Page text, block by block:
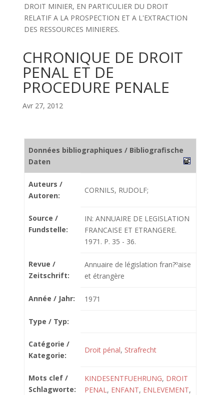
DROIT MINIER, EN PARTICULIER DU DROIT
RELATIF A LA PROSPECTION ET A L'EXTRACTION
DES RESSOURCES MINIERES.
CHRONIQUE DE DROIT
PENAL ET DE
PROCEDURE PENALE
Avr 27, 2012
Données bibliographiques / Bibliografische
Daten
Auteurs /
Autoren:
CORNILS, RUDOLF;
Source /
Fundstelle:
IN: ANNUAIRE DE LEGISLATION
FRANCAISE ET ETRANGERE.
1971. P. 35 - 36.
Revue /
Zeitschrift:
Annuaire de législation fran?ºaise
et étrangère
Année / Jahr: 1971
Type / Typ:
Catégorie /
Kategorie:
Droit pénal, Strafrecht
Mots clef /
Schlagworte:
KINDESENTFUEHRUNG, DROIT
PENAL, ENFANT, ENLEVEMENT,